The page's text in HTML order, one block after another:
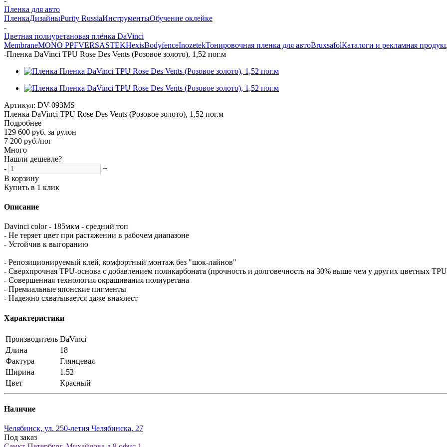
Пленка для авто
ПленкаДизайныPurity RussiaИнструментыОбучение оклейке
-
Цветная полиуретановая плёнка DaVinci
MembraneMONO PPFVERSASTEKHexisBodyfenceInozetekТонировочная пленка для автоBruxsafolКаталоги и рекламная
-Пленка DaVinci TPU Rose Des Vents (Розовое золото), 1,52 пог.м
Артикул: DV-093MS
Пленка DaVinci TPU Rose Des Vents (Розовое золото), 1,52 пог.м
Подробнее
129 600 руб. за рулон
7 200 руб./пог
Много
Нашли дешевле?
-
+
В корзину
Купить в 1 клик
Описание
Davinci color - 185мкм - средний топ
- Не теряет цвет при растяжении в рабочем диапазоне
- Устойчив к выгоранию
- Репозиционируемый клей, комфортный монтаж без "шок-лайнов"
- Сверхпрочная TPU-основа с добавлением поликарбоната (прочность и долговечность на 30% выше чем у других цветных
- Cовершенная технология окрашивания полиуретана
- Премиальные японские пигменты
- Надежно схватывается даже внахлест
Характеристики
Производитель DaVinci
Длина
18
Фактура
Глянцевая
Ширина
1.52
Цвет
Красный
Наличие
Челябинск, ул. 250-летия Челябинска, 27
Под заказ